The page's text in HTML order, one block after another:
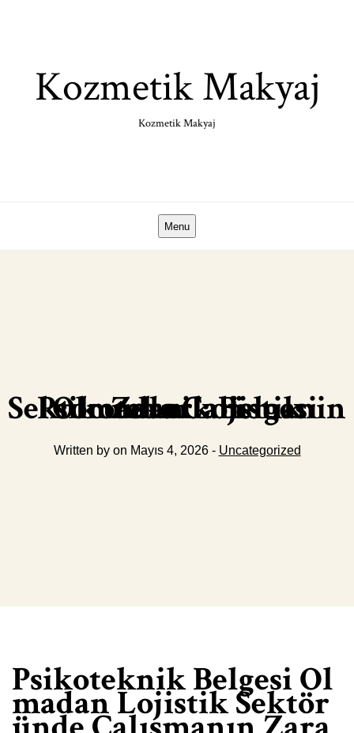
Kozmetik Makyaj
Kozmetik Makyaj
Menu
Psikoteknik Belgesi Olmadan Lojistik Sektorunde Calismanin Zararlari
Written by on Mayıs 4, 2026 - Uncategorized
Psikoteknik Belgesi Ol
madan Lojistik Sektör